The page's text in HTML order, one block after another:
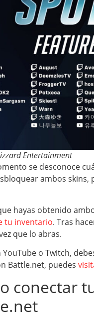
Entertainment
se desconoce
ambos skins,
hayas obtenido
tu inventario. Tras
que lo abras.
YouTube o Twitch,
Battle.net, puedes
conectar